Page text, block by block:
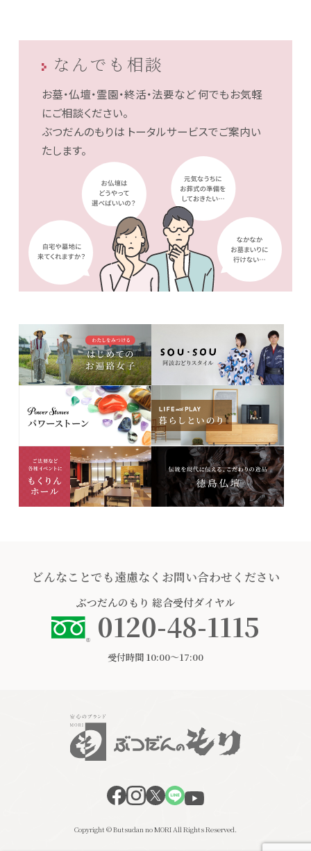
なんでも相談
お墓・仏壇・霊園・終活・法要など何でもお気軽
にご相談ください。
ぶつだんのもりは トータルサービスでご案内い
たします。
どんなことでも遠慮なくお問い合わせください
ぶつだんのもり 総合受付ダイヤル
0120-48-1115
受付時間 10:00〜17:00
Copyright © Butsudan no MORI All Rights Reserved.